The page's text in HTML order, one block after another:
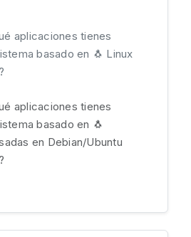
aplicaciones tienes
basado en 🐧 Linux
aplicaciones tienes
basado en 🐧
en Debian/Ubuntu